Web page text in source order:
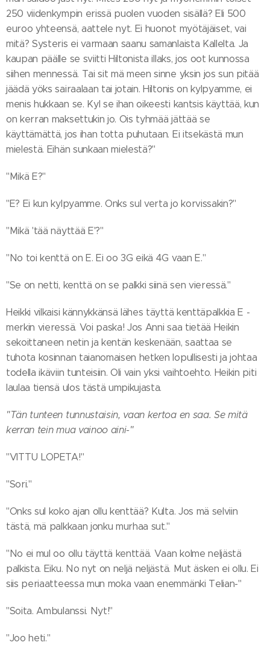
250 viidenkympin erissä puolen vuoden sisällä? Eli 500
euroo yhteensä, aattele nyt. Ei huonot myötäjäiset, vai
mitä? Systeris ei varmaan saanu samanlaista Kallelta. Ja
kaupan päälle se sviitti Hiltonista illaks, jos oot kunnossa
siihen mennessä. Tai sit mä meen sinne yksin jos sun pitää
jäädä yöks sairaalaan tai jotain. Hiltonis on kylpyamme, ei
menis hukkaan se. Kyl se ihan oikeesti kantsis käyttää, kun
on kerran maksettukin jo. Ois tyhmää jättää se
käyttämättä, jos ihan totta puhutaan. Ei itsekästä mun
mielestä. Eihän sunkaan mielestä?"
"Mikä E?"
"E? Ei kun kylpyamme. Onks sul verta jo korvissakin?"
"Mikä 'tää näyttää E'?"
"No toi kenttä on E. Ei oo 3G eikä 4G vaan E."
"Se on netti, kenttä on se palkki siinä sen vieressä."
Heikki vilkaisi kännykkänsä lähes täyttä kenttäpalkkia E -
merkin vieressä. Voi paska! Jos Anni saa tietää Heikin
sekoittaneen netin ja kentän keskenään, saattaa se
tuhota kosinnan taianomaisen hetken lopullisesti ja johtaa
todella ikäviin tunteisiin. Oli vain yksi vaihtoehto. Heikin piti
laulaa tiensä ulos tästä umpikujasta.
"Tän tunteen tunnustaisin, vaan kertoa en saa. Se mitä
kerran tein mua vainoo aini-"
"VITTU LOPETA!"
"Sori."
"Onks sul koko ajan ollu kenttää? Kulta. Jos mä selviin
tästä, mä palkkaan jonku murhaa sut."
"No ei mul oo ollu täyttä kenttää. Vaan kolme neljästä
palkista. Eiku. No nyt on neljä neljästä. Mut äsken ei ollu. Ei
siis periaatteessa mun moka vaan enemmänki Telian-"
"Soita. Ambulanssi. Nyt!"
"Joo heti."